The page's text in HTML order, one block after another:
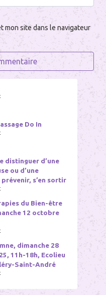
mon site dans le navigateur
Do In
distinguer d’une
ou d’une
s’en sortir
du Bien-être
12 octobre
dimanche 28
11h-18h, Ecolieu
Saint-André